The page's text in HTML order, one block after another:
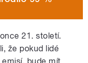
21. století.
že pokud lidé